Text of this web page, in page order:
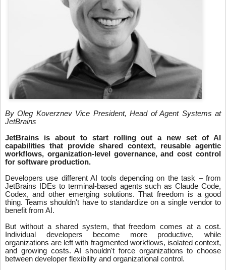
By Oleg Koverznev Vice President, Head of Agent Systems at
JetBrains
JetBrains is about to start rolling out a new set of AI
capabilities that provide shared context, reusable agentic
workflows, organization-level governance, and cost control
for software production.
Developers use different AI tools depending on the task – from
JetBrains IDEs to terminal-based agents such as Claude Code,
Codex, and other emerging solutions. That freedom is a good
thing. Teams shouldn't have to standardize on a single vendor to
benefit from AI.
But without a shared system, that freedom comes at a cost.
Individual developers become more productive, while
organizations are left with fragmented workflows, isolated context,
and growing costs. AI shouldn't force organizations to choose
between developer flexibility and organizational control.